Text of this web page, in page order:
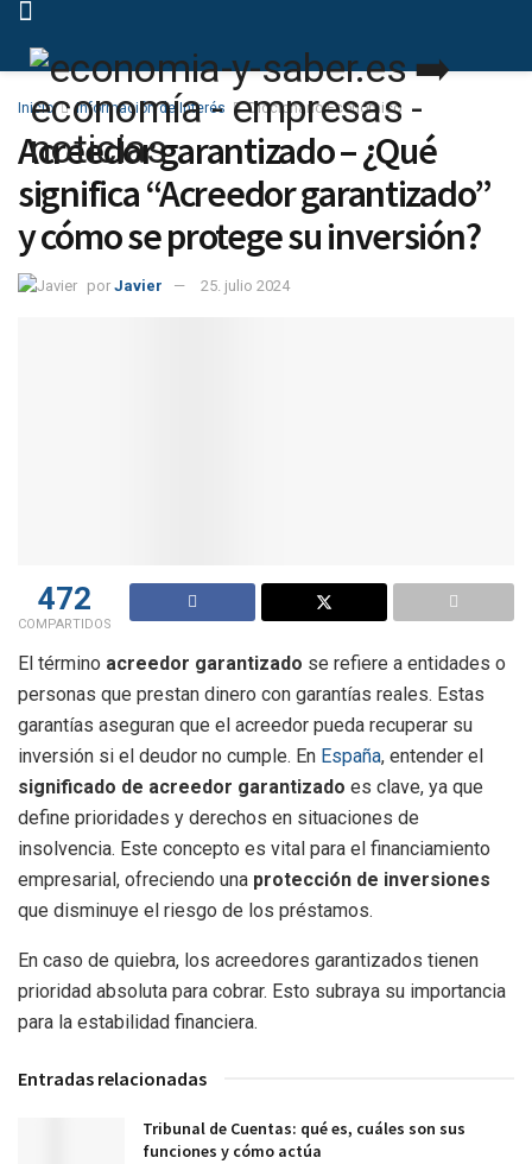
Inicio Información de Interés Diccionario Económico
Acreedor garantizado – ¿Qué
significa “Acreedor garantizado”
y cómo se protege su inversión?
por Javier 25. julio 2024
472
COMPARTIDOS
El término acreedor garantizado se refiere a entidades o
personas que prestan dinero con garantías reales. Estas
garantías aseguran que el acreedor pueda recuperar su
inversión si el deudor no cumple. En España, entender el
significado de acreedor garantizado es clave, ya que
define prioridades y derechos en situaciones de
insolvencia. Este concepto es vital para el financiamiento
empresarial, ofreciendo una protección de inversiones
que disminuye el riesgo de los préstamos.
En caso de quiebra, los acreedores garantizados tienen
prioridad absoluta para cobrar. Esto subraya su importancia
para la estabilidad financiera.
Entradas relacionadas
Tribunal de Cuentas: qué es, cuáles son sus
funciones y cómo actúa